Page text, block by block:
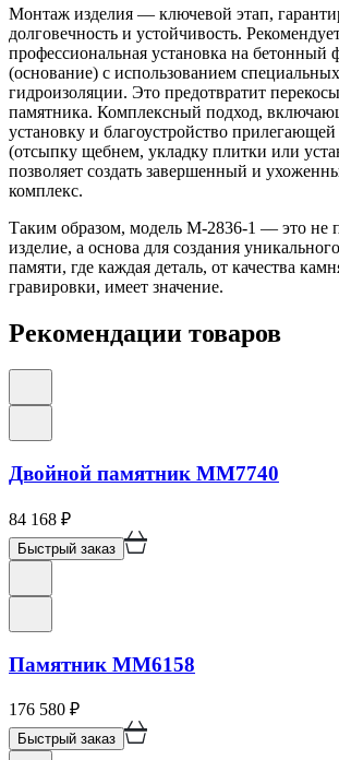
Монтаж изделия — ключевой этап,
долговечность и устойчивость.
профессиональная установка на бетонный
(основание) с использованием
гидроизоляции. Это предотвратит
памятника. Комплексный подход,
установку и благоустройство
(отсыпку щебнем, укладку плитки или
позволяет создать завершенный и
комплекс.
Таким образом, модель M-2836-1 — это не
изделие, а основа для создания
памяти, где каждая деталь, от качества
гравировки, имеет значение.
Рекомендации товаров
Двойной памятник ММ7740
84 168 ₽
Быстрый заказ
Памятник ММ6158
176 580 ₽
Быстрый заказ